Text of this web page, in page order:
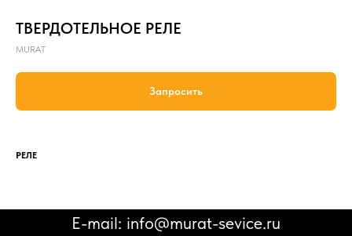
ТВЕРДОТЕЛЬНОЕ РЕЛЕ
MURAT
Запросить
РEЛЕ
E-mail: info@murat-sevice.ru